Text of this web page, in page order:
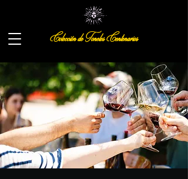
Colección de Toneles Centenarios